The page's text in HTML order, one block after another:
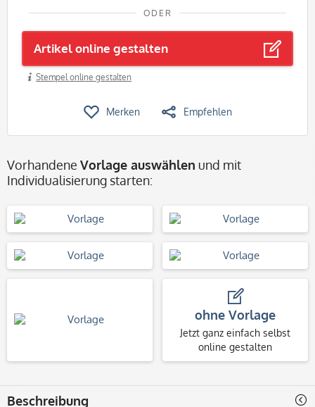
ODER
Artikel online gestalten
Stempel online gestalten
Merken Empfehlen
Vorhandene Vorlage auswählen und mit
Individualisierung starten:
ohne Vorlage
Jetzt ganz einfach selbst
online gestalten
Beschreibung